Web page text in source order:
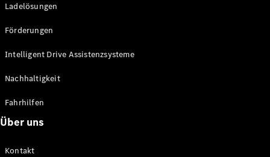
Ladelösungen
Förderungen
Intelligent Drive Assistenzsysteme
Nachhaltigkeit
Fahrhilfen
Über uns
Kontakt